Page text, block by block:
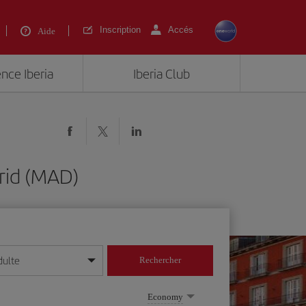
Aide Inscription Accés
Iberia Iberia Club
(MAD)
année
Rechercher
Economy